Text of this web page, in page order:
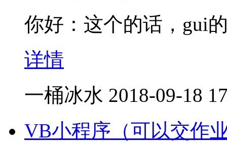
你好：这个的话，gui
详情
一桶冰水 2018-09-18
VB小程序（可以交作